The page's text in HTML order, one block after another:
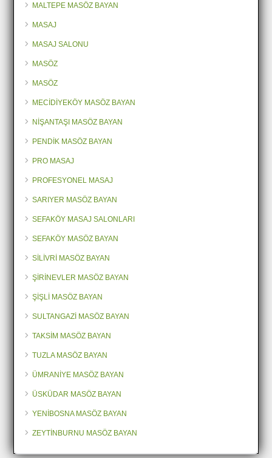
MALTEPE MASÖZ BAYAN
MASAJ
MASAJ SALONU
MASÖZ
MASÖZ
MECİDİYEKÖY MASÖZ BAYAN
NİŞANTAŞI MASÖZ BAYAN
PENDİK MASÖZ BAYAN
PRO MASAJ
PROFESYONEL MASAJ
SARIYER MASÖZ BAYAN
SEFAKÖY MASAJ SALONLARI
SEFAKÖY MASÖZ BAYAN
SİLİVRİ MASÖZ BAYAN
ŞİRİNEVLER MASÖZ BAYAN
ŞİŞLİ MASÖZ BAYAN
SULTANGAZİ MASÖZ BAYAN
TAKSİM MASÖZ BAYAN
TUZLA MASÖZ BAYAN
ÜMRANİYE MASÖZ BAYAN
ÜSKÜDAR MASÖZ BAYAN
YENİBOSNA MASÖZ BAYAN
ZEYTİNBURNU MASÖZ BAYAN